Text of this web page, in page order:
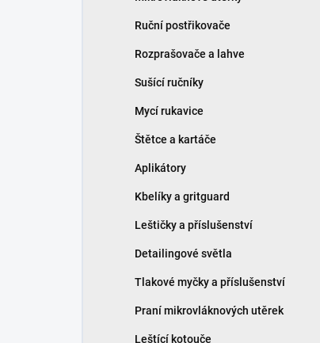
Ruční postřikovače
Rozprašovače a lahve
Sušící ručníky
Mycí rukavice
Štětce a kartáče
Aplikátory
Kbelíky a gritguard
Leštičky a příslušenství
Detailingové světla
Tlakové myčky a příslušenství
Praní mikrovláknových utěrek
Leštící kotouče